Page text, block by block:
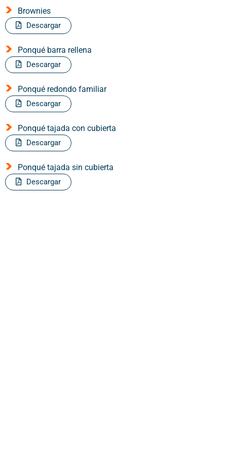
Brownies
Descargar
Ponqué barra rellena
Descargar
Ponqué redondo familiar
Descargar
Ponqué tajada con cubierta
Descargar
Ponqué tajada sin cubierta
Descargar